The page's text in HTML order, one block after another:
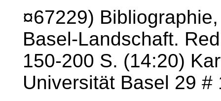
¤67229)
Basel-Landschaft.
150-200 S. (14:20)
Universität Basel 29